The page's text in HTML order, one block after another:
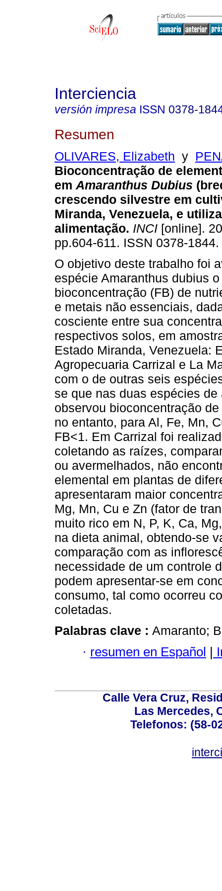
Interciencia
versión impresa ISSN 0378-
Resumen
OLIVARES, Elizabeth y
Bioconcentração de
em Amaranthus Dubius
crescendo silvestre em
Miranda, Venezuela, e
alimentação. INCI [online].
pp.604-611. ISSN 0378-1844.
O objetivo deste trabalho foi
espécie Amaranthus dubius
bioconcentração (FB) de
e metais não essenciais,
cosciente entre sua
respectivos solos, em
Estado Miranda, Venezuela:
Agropecuaria Carrizal e La
com o de outras seis
se que nas duas espécies
observou bioconcentração
no entanto, para Al, Fe, Mn,
FB<1. Em Carrizal foi
coletando as raízes,
ou avermelhados, não
elemental em plantas de
apresentaram maior
Mg, Mn, Cu e Zn (fator de
muito rico em N, P, K, Ca,
na dieta animal, obtendo-se
comparação com as
necessidade de um controle
podem apresentar-se em
consumo, tal como ocorreu
coletadas.
Palabras clave : Amaranto;
· resumen en Español |
Calle Vera Cruz,
Las Mercedes,
Telefonos: (58-